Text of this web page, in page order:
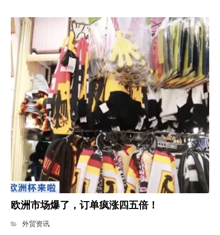
欧洲市场爆了，订单疯涨四五倍！
外贸资讯